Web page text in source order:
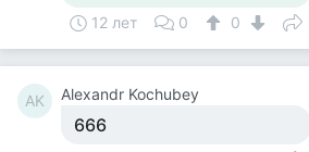
12 лет 0 0
AK Alexandr Kochubey
666